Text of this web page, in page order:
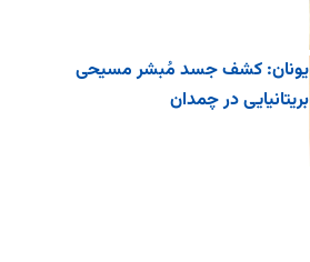
یونان: کشف جسد مُبشر مسیحی
بریتانیایی در چمدان